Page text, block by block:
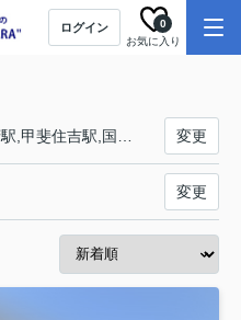
ログイン
お気に入り
0
変更
変更